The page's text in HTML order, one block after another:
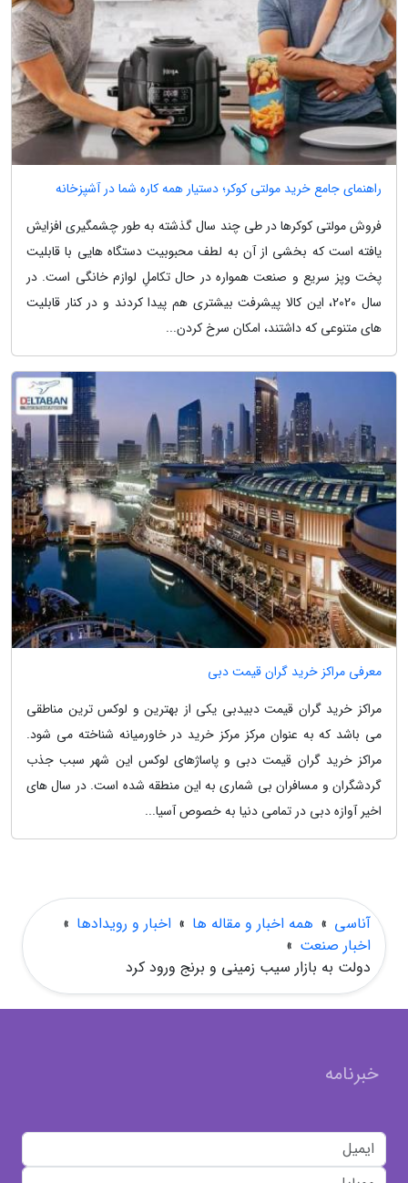
راهنمای جامع خرید مولتی کوکر؛ دستیار همه کاره شما در آشپزخانه
فروش مولتی کوکرها در طی چند سال گذشته به طور چشمگیری افزایش
یافته است که بخشی از آن به لطف محبوبیت دستگاه هایی با قابلیت
پخت وپز سریع و صنعت همواره در حال تکاملِ لوازم خانگی است. در
سال 2020، این کالا پیشرفت بیشتری هم پیدا کردند و در کنار قابلیت
های متنوعی که داشتند، امکان سرخ کردن...
معرفی مراکز خرید گران قیمت دبی
مراکز خرید گران قیمت دبیدبی یکی از بهترین و لوکس ترین مناطقی
می باشد که به عنوان مرکز مرکز خرید در خاورمیانه شناخته می شود.
مراکز خرید گران قیمت دبی و پاساژهای لوکس این شهر سبب جذب
گردشگران و مسافران بی شماری به این منطقه شده است. در سال های
اخیر آوازه دبی در تمامی دنیا به خصوص آسیا...
آناسی » همه اخبار و مقاله ها » اخبار و رویدادها »
اخبار صنعت »
دولت به بازار سیب زمینی و برنج ورود کرد
خبرنامه